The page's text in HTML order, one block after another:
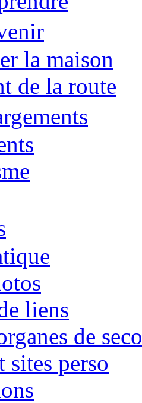
la maison
de la route
liens
de
sites perso